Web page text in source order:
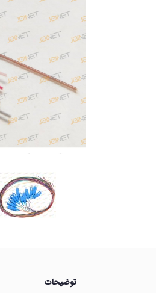
توضیحات